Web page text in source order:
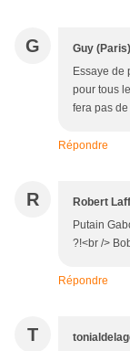
G Guy (Paris)
Essaye de
pour tous
fera pas de
Répondre
R Robert
Putain
?!<br />
Répondre
T